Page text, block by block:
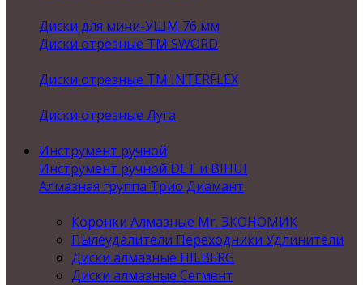
Диски для мини-УШМ 76 мм
Диски отрезные ТМ SWORD
Диски отрезные ТМ INTERFLEX
Диски отрезные Луга
Инструмент ручной
Инструмент ручной DLT и BIHUI
Алмазная группа Трио Диамант
Коронки Алмазные Mr. ЭКОНОМИК
Пылеудалители Переходники Удлинители
Диски алмазные HILBERG
Диски алмазные Сегмент